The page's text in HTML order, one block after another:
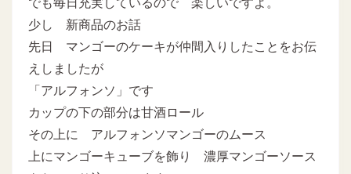
少し 新商品のお話
先日 マンゴーのケーキが仲間入りしたことをお伝
えしましたが
「アルフォンソ」です
カップの下の部分は甘酒ロール
その上に アルフォンソマンゴーのムース
上にマンゴーキューブを飾り 濃厚マンゴーソース